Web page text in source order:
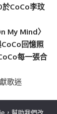
CoCo李玟
My Mind〉
回憶照
每一張合
歌迷